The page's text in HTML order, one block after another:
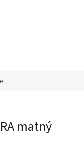
matný